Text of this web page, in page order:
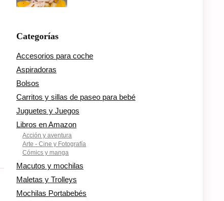
Categorías
Accesorios para coche
Aspiradoras
Bolsos
Carritos y sillas de paseo para bebé
Juguetes y Juegos
Libros en Amazon
Acción y aventura
Arte - Cine y Fotografía
Cómics y manga
Macutos y mochilas
Maletas y Trolleys
Mochilas Portabebés